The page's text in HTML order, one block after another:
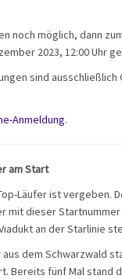
noch möglich, dann
2023, 12:00 Uhr
sind
Anmeldung.
am Start
Läufer ist vergeben.
mit dieser
an der Starlinie
dem Schwarzwald
Bereits fünf Mal stand